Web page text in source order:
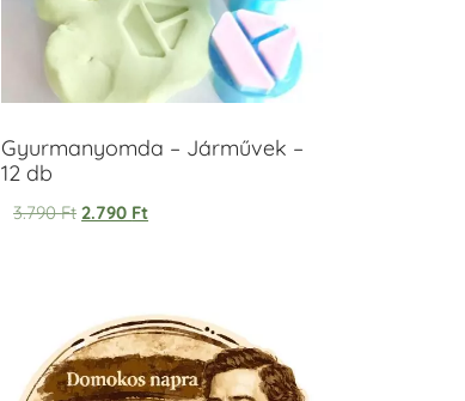
Gyurmanyomda – Járművek –
12 db
3.790Ft 2.790 Ft